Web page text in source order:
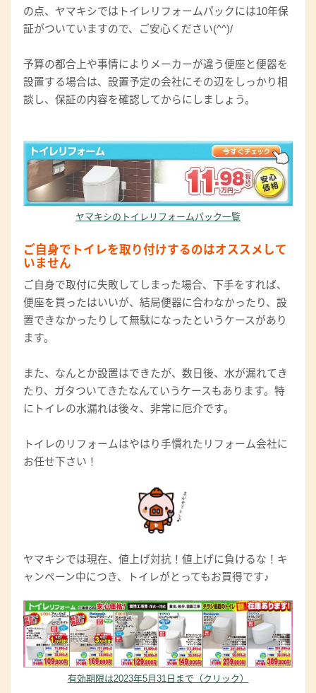
の点、ヤマキシではトイレリフォームパックには10年保
証がついていますので、ご安心ください(^^)/
予算の都合上や事情によりメーカーが違う便座と便器を
設置する場合は、設置予定の会社にその辺をしっかり相
談し、保証の内容を確認してからにしましょう。
ヤマキシのトイレリフォームパック一覧
ご自身でトイレを取り付けするのはオススメして
いません
ご自身で取付に失敗してしまった場合、下手をすれば、
便座を買ったはいいが、結局便器に合わなかったり、設
置できなかったりして無駄になったというケースがあり
ます。
また、なんとか設置はできたが、数日後、水が漏れてき
たり、ガタついてきたなんていうケースもあります。特
にトイレの水漏れは後々、非常に厄介です。
トイレのリフォームはやはり手慣れたリフォーム会社に
お任せ下さい！
ヤマキシでは現在、値上げ対抗！値上げに負けるな！キ
ャンペーン中につき、トイレがとってもお買得です♪
有効期限は2023年5月31日まで（クリック）